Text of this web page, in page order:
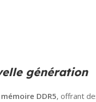
génération
DDR5, offrant